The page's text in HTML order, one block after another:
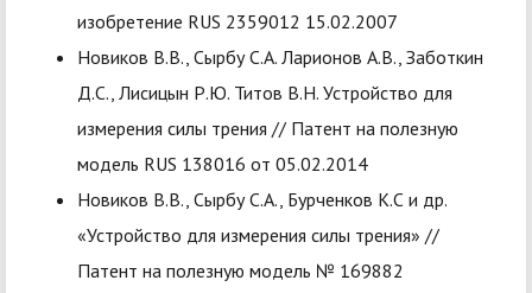
изобретение RUS 2359012 15.02.2007
Новиков В.В., Сырбу С.А. Ларионов А.В., Заботкин
Д.С., Лисицын Р.Ю. Титов В.Н. Устройство для
измерения силы трения // Патент на полезную
модель RUS 138016 от 05.02.2014
Новиков В.В., Сырбу С.А., Бурченков К.С и др.
«Устройство для измерения силы трения» //
Патент на полезную модель № 169882